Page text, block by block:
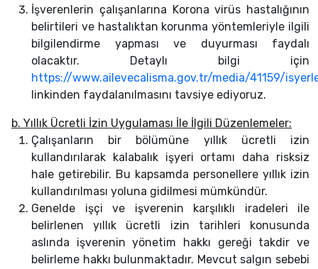
İşverenlerin çalışanlarına Korona virüs hastalığının
belirtileri ve hastalıktan korunma yöntemleriyle ilgili
bilgilendirme yapması ve duyurması faydalı
olacaktır. Detaylı bilgi için
https://www.ailevecalisma.gov.tr/media/41159/
linkinden faydalanılmasını tavsiye ediyoruz.
b. Yıllık Ücretli İzin Uygulaması İle İlgili Düzenlemeler:
Çalışanların bir bölümüne yıllık ücretli izin
kullandırılarak kalabalık işyeri ortamı daha risksiz
hale getirebilir. Bu kapsamda personellere yıllık izin
kullandırılması yoluna gidilmesi mümkündür.
Genelde işçi ve işverenin karşılıklı iradeleri ile
belirlenen yıllık ücretli izin tarihleri konusunda
aslında işverenin yönetim hakkı gereği takdir ve
belirleme hakkı bulunmaktadır. Mevcut salgın sebebi